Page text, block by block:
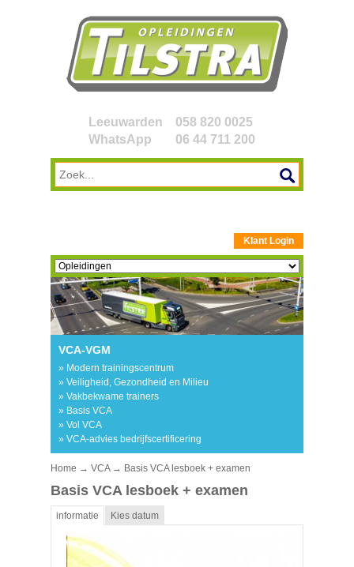
Leeuwarden
058 820 0025
WhatsApp
06 44 711 200
Klant Login
VCA-VGM
» Modern trainingscentrum
» Veiligheid, Gezondheid en Milieu
» Vakbekwame trainers
» Basis VCA
» Vol VCA
» VCA-advies bedrijfscertificering
Home → VCA→ Basis VCA lesboek + examen
Basis VCA lesboek + examen
informatie Kies datum